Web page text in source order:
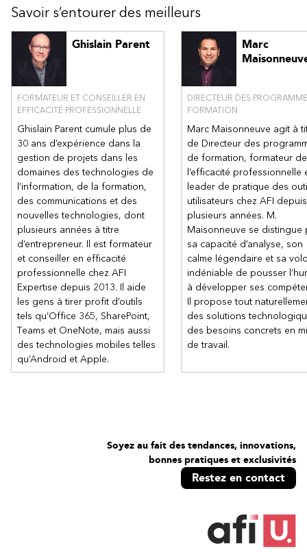
Savoir s’entourer des meilleurs
Ghislain Parent
FORMATEUR ET CONSEILLER EN
EFFICACITÉ PROFESSIONNELLE
Ghislain Parent cumule plus de
30 ans d’expérience dans la
gestion de projets dans les
domaines des technologies de
l’information, de la formation,
des communications et des
nouvelles technologies, dont
plusieurs années à titre
d’entrepreneur. Il est formateur
et conseiller en efficacité
professionnelle chez AFI
Expertise depuis 2013. Il aide
les gens à tirer profit d’outils
tels qu’Office 365, SharePoint,
Teams et OneNote, mais aussi
des technologies mobiles telles
qu’Android et Apple.
Marc
DIRECTEUR DES
FORMATION
Marc Maisonneuve agit à
de Directeur des
de formation, formateur de
l’efficacité professionnelle
leader de pratique des
utilisateurs chez AFI depuis
plusieurs années. M.
Maisonneuve se distingue
sa capacité d’analyse, son
calme légendaire et sa
indéniable de pousser
à développer ses
Il propose tout
des solutions
des besoins concrets en
de travail.
Soyez au fait des tendances, innovations,
bonnes pratiques et exclusivités
Restez en contact